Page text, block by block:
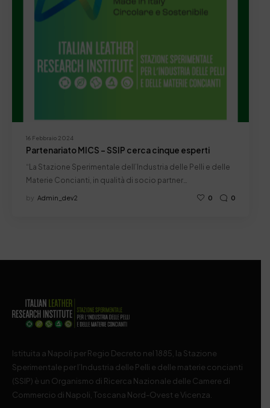
16 Febbraio 2024
Partenariato MICS – SSIP cerca cinque esperti
“La Stazione Sperimentale dell’Industria delle Pelli e delle
Materie Concianti, in qualità di socio partner…
by Admin_dev2 0 0
Istituita a Napoli per Regio Decreto nel 1885, la Stazione
Sperimentale per l’Industria delle Pelli e delle materie concianti
(SSIP) è un Organismo di Ricerca Nazionale delle Camere di
Commercio di Napoli, Toscana Nord-Ovest e Vicenza.